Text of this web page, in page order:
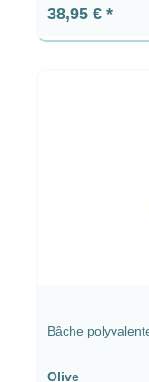
Prix régulier :
38,95 €
Bâche
Olive